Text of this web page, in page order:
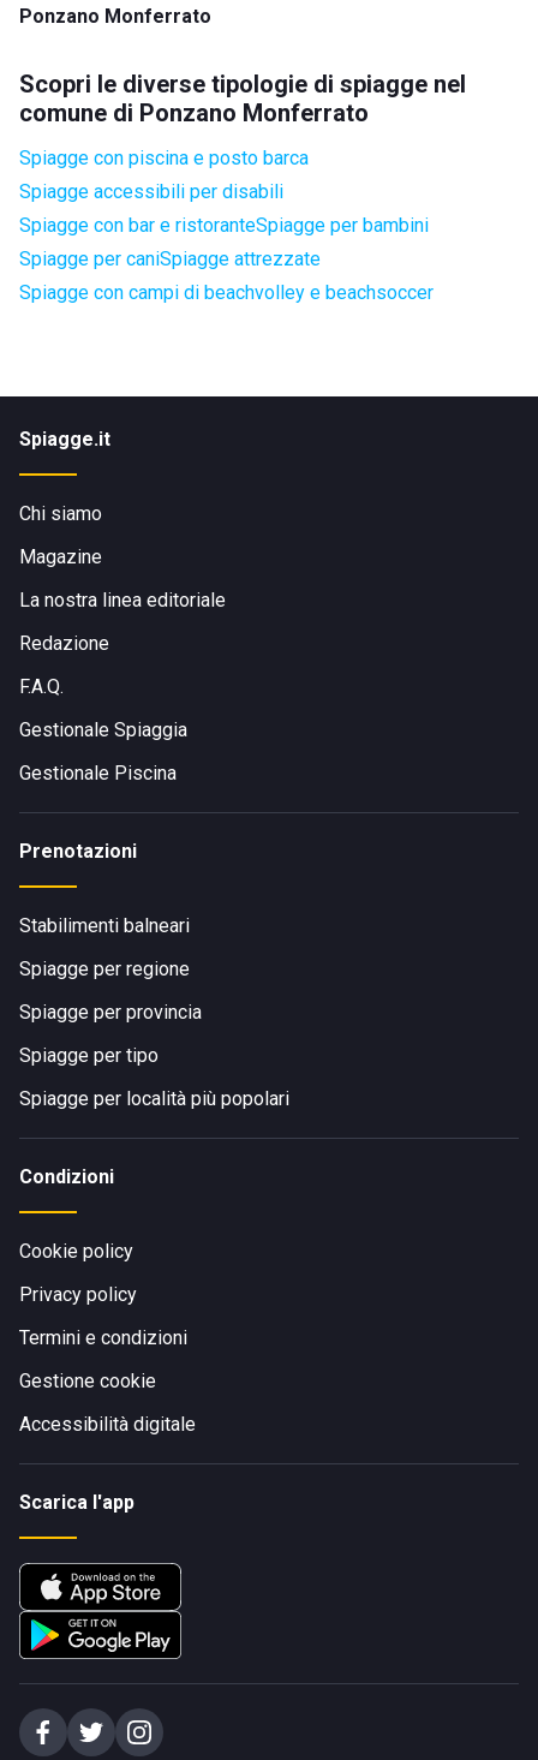
Ponzano Monferrato
Scopri le diverse tipologie di spiagge nel
comune di Ponzano Monferrato
Spiagge con piscina e posto barca
Spiagge accessibili per disabili
Spiagge con bar e ristoranteSpiagge per bambini
Spiagge per caniSpiagge attrezzate
Spiagge con campi di beachvolley e beachsoccer
Spiagge.it
Chi siamo
Magazine
La nostra linea editoriale
Redazione
F.A.Q.
Gestionale Spiaggia
Gestionale Piscina
Prenotazioni
Stabilimenti balneari
Spiagge per regione
Spiagge per provincia
Spiagge per tipo
Spiagge per località più popolari
Condizioni
Cookie policy
Privacy policy
Termini e condizioni
Gestione cookie
Accessibilità digitale
Scarica l'app